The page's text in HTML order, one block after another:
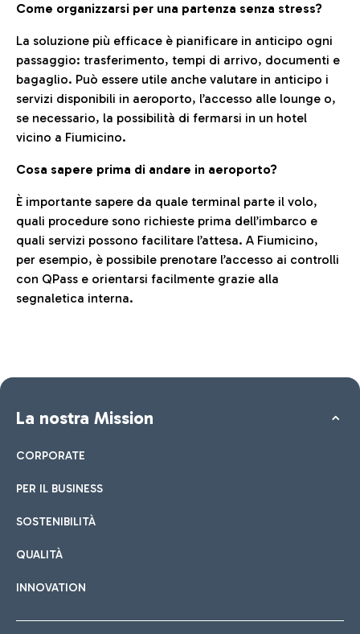
Come organizzarsi per una partenza senza stress?
La soluzione più efficace è pianificare in anticipo ogni
passaggio: trasferimento, tempi di arrivo, documenti e
bagaglio. Può essere utile anche valutare in anticipo i
servizi disponibili in aeroporto, l’accesso alle lounge o,
se necessario, la possibilità di fermarsi in un hotel
vicino a Fiumicino.
Cosa sapere prima di andare in aeroporto?
È importante sapere da quale terminal parte il volo,
quali procedure sono richieste prima dell’imbarco e
quali servizi possono facilitare l’attesa. A Fiumicino,
per esempio, è possibile prenotare l’accesso ai controlli
con QPass e orientarsi facilmente grazie alla
segnaletica interna.
La nostra Mission
CORPORATE
PER IL BUSINESS
SOSTENIBILITÀ
QUALITÀ
INNOVATION